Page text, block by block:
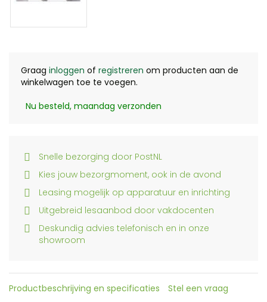
Graag inloggen of registreren om producten aan de
winkelwagen toe te voegen.
Nu besteld, maandag verzonden
Snelle bezorging door PostNL
Kies jouw bezorgmoment, ook in de avond
Leasing mogelijk op apparatuur en inrichting
Uitgebreid lesaanbod door vakdocenten
Deskundig advies telefonisch en in onze
showroom
Productbeschrijving en specificaties Stel een vraag